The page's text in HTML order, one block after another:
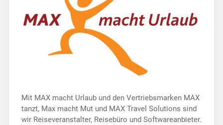
Mit MAX macht Urlaub und den Vertriebsmarken MAX
tanzt, Max macht Mut und MAX Travel Solutions sind
wir Reiseveranstalter, Reisebüro und Softwareanbieter.